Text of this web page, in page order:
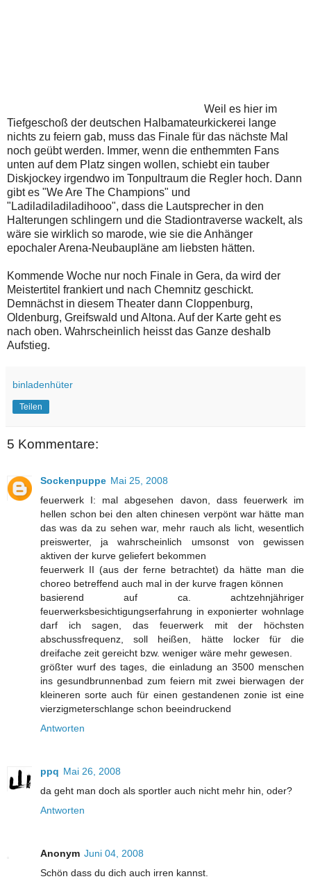
Weil es hier im
Tiefgeschoß der deutschen Halbamateurkickerei lange
nichts zu feiern gab, muss das Finale für das nächste Mal
noch geübt werden. Immer, wenn die enthemmten Fans
unten auf dem Platz singen wollen, schiebt ein tauber
Diskjockey irgendwo im Tonpultraum die Regler hoch. Dann
gibt es "We Are The Champions" und
"Ladiladiladiladihooo", dass die Lautsprecher in den
Halterungen schlingern und die Stadiontraverse wackelt, als
wäre sie wirklich so marode, wie sie die Anhänger
epochaler Arena-Neubaupläne am liebsten hätten.
Kommende Woche nur noch Finale in Gera, da wird der
Meistertitel frankiert und nach Chemnitz geschickt.
Demnächst in diesem Theater dann Cloppenburg,
Oldenburg, Greifswald und Altona. Auf der Karte geht es
nach oben. Wahrscheinlich heisst das Ganze deshalb
Aufstieg.
binladenhüter
Teilen
5 Kommentare:
Sockenpuppe Mai 25, 2008
feuerwerk I: mal abgesehen davon, dass feuerwerk im
hellen schon bei den alten chinesen verpönt war hätte man
das was da zu sehen war, mehr rauch als licht, wesentlich
preiswerter, ja wahrscheinlich umsonst von gewissen
aktiven der kurve geliefert bekommen
feuerwerk II (aus der ferne betrachtet) da hätte man die
choreo betreffend auch mal in der kurve fragen können
basierend auf ca. achtzehnjähriger
feuerwerksbesichtigungserfahrung in exponierter wohnlage
darf ich sagen, das feuerwerk mit der höchsten
abschussfrequenz, soll heißen, hätte locker für die
dreifache zeit gereicht bzw. weniger wäre mehr gewesen.
größter wurf des tages, die einladung an 3500 menschen
ins gesundbrunnenbad zum feiern mit zwei bierwagen der
kleineren sorte auch für einen gestandenen zonie ist eine
vierzigmeterschlange schon beeindruckend
Antworten
ppq Mai 26, 2008
da geht man doch als sportler auch nicht mehr hin, oder?
Antworten
Anonym Juni 04, 2008
Schön dass du dich auch irren kannst.